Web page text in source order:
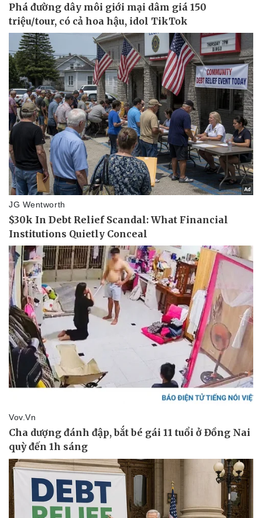
Thể thao
Bóng đá
Lịch thi đấu bóng đá
Thế giới thể thao
eSports
Hậu trường
Ô tô
Xe máy
Tư vấn